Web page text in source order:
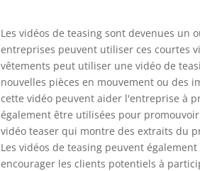
Les vidéos de teasing sont devenues un
entreprises peuvent utiliser ces courtes
vêtements peut utiliser une vidéo de
nouvelles pièces en mouvement ou des
cette vidéo peuvent aider l'entreprise à
également être utilisées pour
vidéo teaser qui montre des extraits du
Les vidéos de teasing peuvent
encourager les clients potentiels à